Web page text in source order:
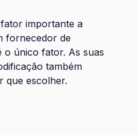
importante a
fornecedor de
o único fator. As suas
também
que escolher.